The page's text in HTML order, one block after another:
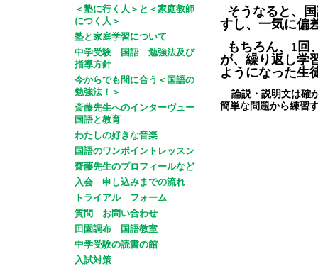
＜塾に行く人＞と＜家庭教師
につく人＞
塾と家庭学習について
中学受験 国語 勉強法及び
指導方針
今からでも間に合う＜国語の
勉強法！＞
斎藤先生へのインターヴュー
国語と教育
わたしの好きな音楽
国語のワンポイントレッスン
齋藤先生のプロフィールなど
入会 申し込みまでの流れ
トライアル フォーム
質問 お問い合わせ
田園調布 国語教室
中学受験の読書の館
入試対策
そうなると、
すし、一気に偏
もちろん、
1 回
が、繰り返し学
ようになった生
論説・説明文は確
簡単な問題から練習